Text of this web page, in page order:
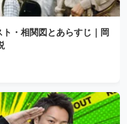
ト・相関図とあらすじ｜岡